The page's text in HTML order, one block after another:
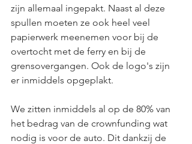
zijn allemaal ingepakt. Naast al deze
spullen moeten ze ook heel veel
papierwerk meenemen voor bij de
overtocht met de ferry en bij de
grensovergangen. Ook de logo's zijn
er inmiddels opgeplakt.
We zitten inmiddels al op de 80% van
het bedrag van de crownfunding wat
nodig is voor de auto. Dit dankzij de